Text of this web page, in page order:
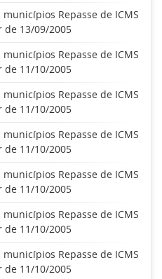
Repasse de ICMS
de 13/09/2005
Repasse de ICMS
de 11/10/2005
Repasse de ICMS
de 11/10/2005
Repasse de ICMS
de 11/10/2005
Repasse de ICMS
de 11/10/2005
Repasse de ICMS
de 11/10/2005
Repasse de ICMS
de 11/10/2005